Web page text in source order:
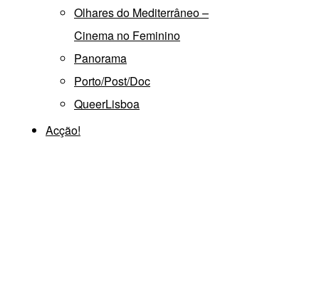
Olhares do Mediterrâneo –
Cinema no Feminino
Panorama
Porto/Post/Doc
QueerLisboa
Acção!